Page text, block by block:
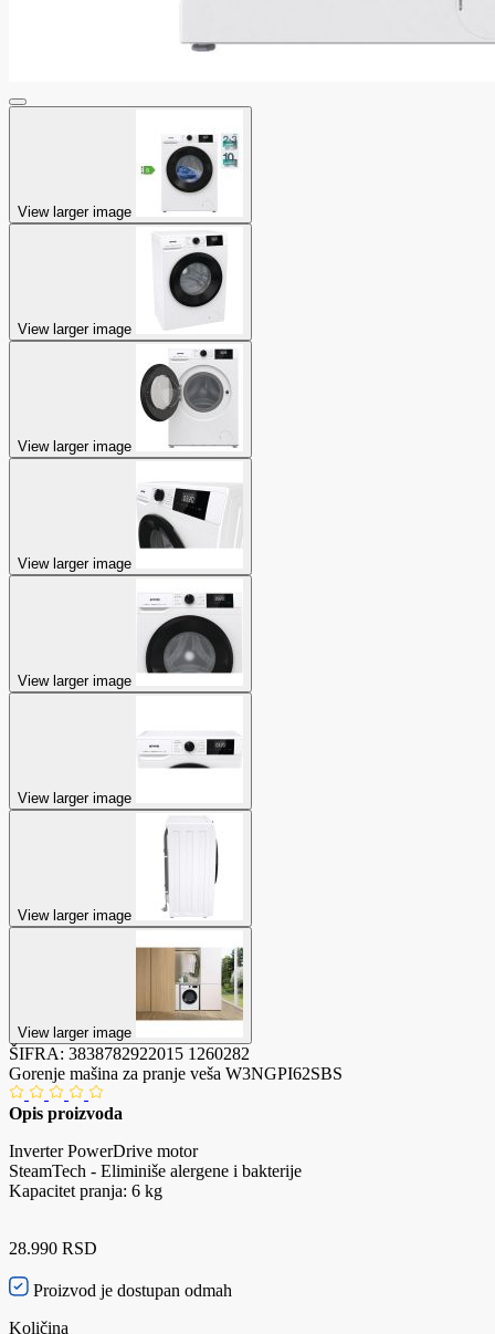
View larger image
View larger image
View larger image
View larger image
View larger image
View larger image
View larger image
View larger image
ŠIFRA: 3838782922015 1260282
Gorenje mašina za pranje veša W3NGPI62SBS
Opis proizvoda
Inverter PowerDrive motor
SteamTech - Eliminiše alergene i bakterije
Kapacitet pranja: 6 kg
28.990 RSD
Proizvod je dostupan odmah
Količina